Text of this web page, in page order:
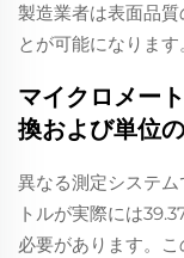
製造業者は表面品
とが可能になります
マイクロメー
換および単位
異なる測定システ
トルが実際には
必要があります。